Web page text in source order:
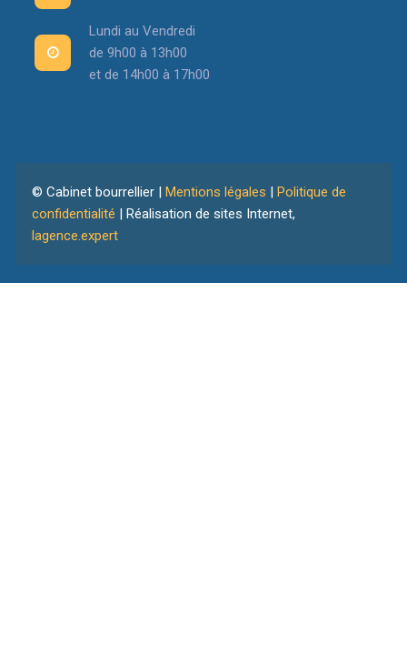
Lundi au Vendredi
de 9h00 à 13h00
et de 14h00 à 17h00
© Cabinet bourrellier | Mentions légales | Politique de
confidentialité | Réalisation de sites Internet,
lagence.expert